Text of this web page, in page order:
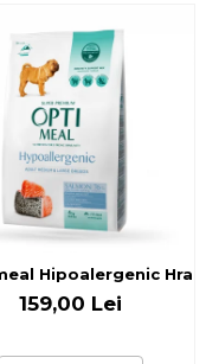
talie mare - cu Pui,
Hipoalergenic
159,00 Lei